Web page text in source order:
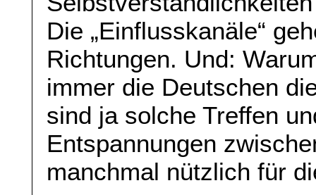
Die „Einflusskanäle“
Richtungen. Und:
immer die Deutschen
sind ja solche Treffen
Entspannungen
manchmal nützlich für